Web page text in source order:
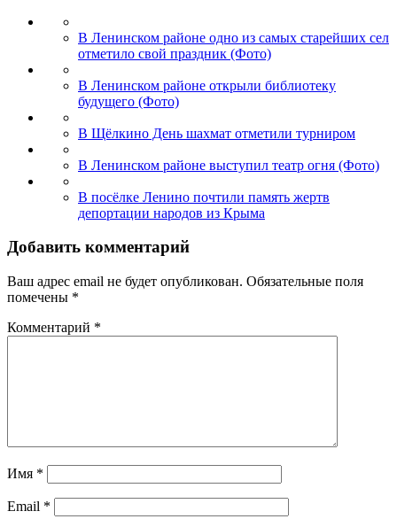
В Ленинском районе одно из самых старейших сел
отметило свой праздник (Фото)
В Ленинском районе открыли библиотеку
будущего (Фото)
В Щёлкино День шахмат отметили турниром
В Ленинском районе выступил театр огня (Фото)
В посёлке Ленино почтили память жертв
депортации народов из Крыма
Добавить комментарий
Ваш адрес email не будет опубликован. Обязательные поля
помечены *
Комментарий *
Имя *
Email *